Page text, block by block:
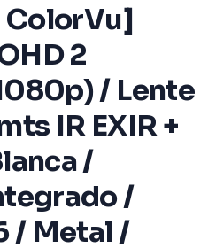
ColorVu]
2
/ Lente
IR EXIR +
/
/
/ Metal /